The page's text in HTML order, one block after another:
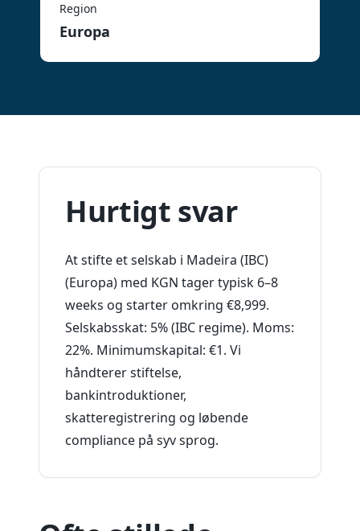
Region
Europa
Hurtigt svar
At stifte et selskab i Madeira (IBC)
(Europa) med KGN tager typisk 6–8
weeks og starter omkring €8,999.
Selskabsskat: 5% (IBC regime). Moms:
22%. Minimumskapital: €1. Vi
håndterer stiftelse,
bankintroduktioner,
skatteregistrering og løbende
compliance på syv sprog.